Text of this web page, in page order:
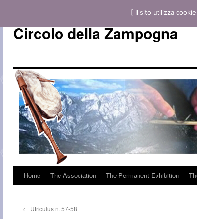
Circolo della Zampogna
Vai
contenuto
Home The Association The Permanent Exhibition
← Utriculus n. 57-58
[ Il sito utilizza